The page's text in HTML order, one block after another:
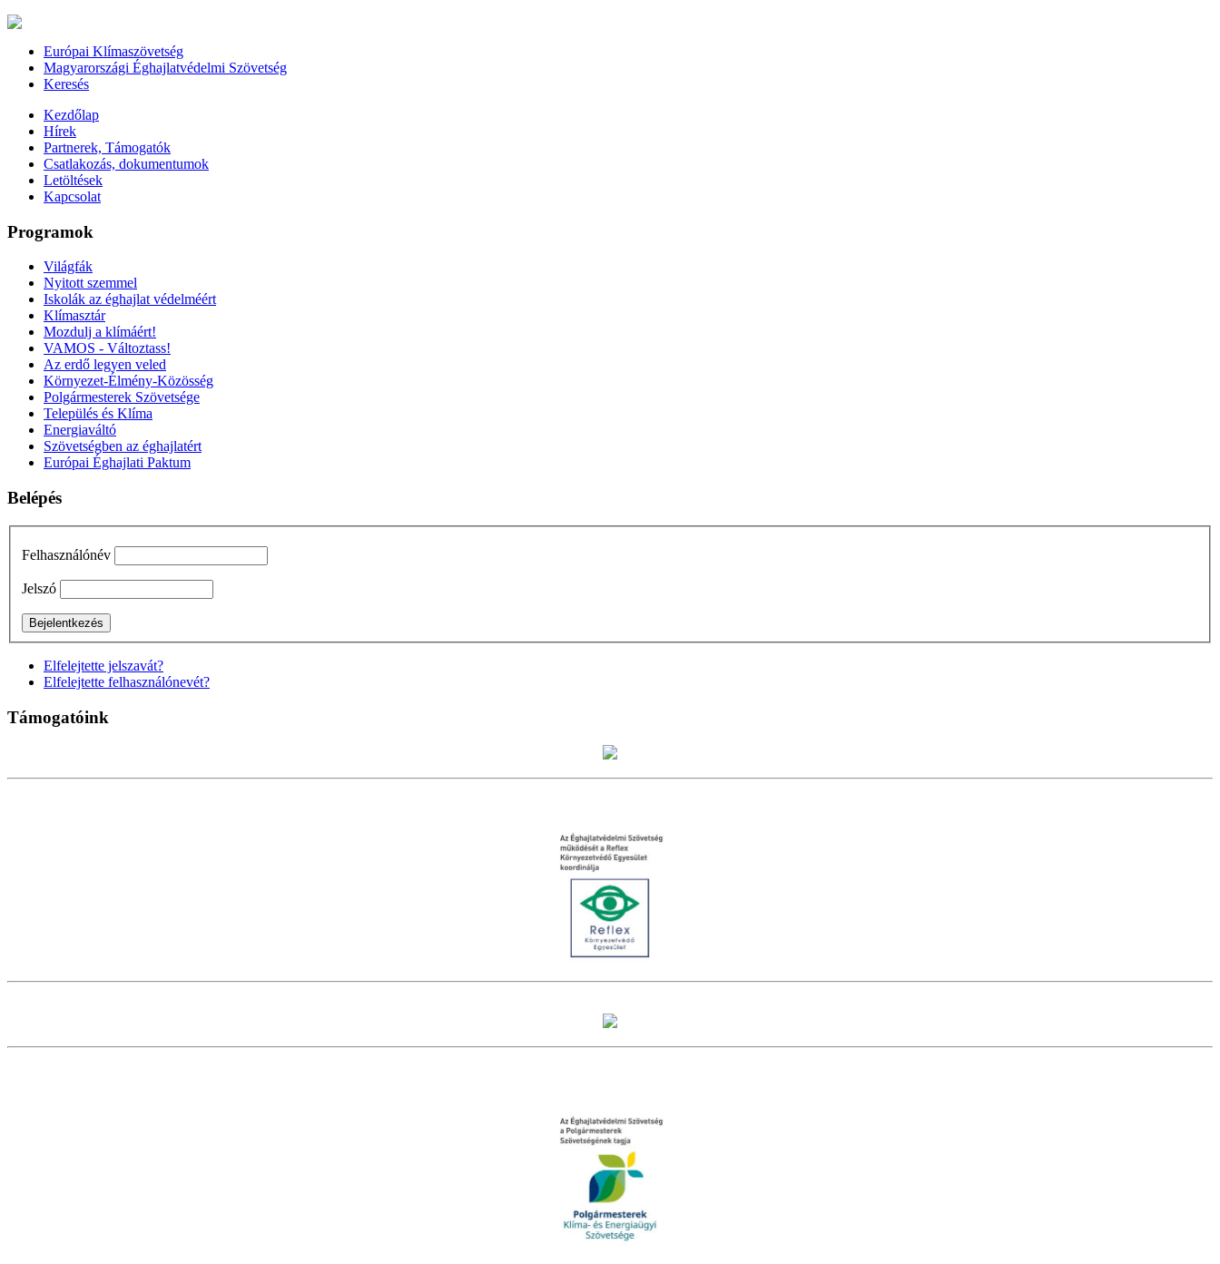
Európai Klímaszövetség
Magyarországi Éghajlatvédelmi Szövetség
Keresés
Kezdőlap
Hírek
Partnerek, Támogatók
Csatlakozás, dokumentumok
Letöltések
Kapcsolat
Programok
Világfák
Nyitott szemmel
Iskolák az éghajlat védelméért
Klímasztár
Mozdulj a klímáért!
VAMOS - Változtass!
Az erdő legyen veled
Környezet-Élmény-Közösség
Polgármesterek Szövetsége
Település és Klíma
Energiaváltó
Szövetségben az éghajlatért
Európai Éghajlati Paktum
Belépés
Felhasználónév
Jelszó
Elfelejtette jelszavát?
Elfelejtette felhasználónevét?
Támogatóink